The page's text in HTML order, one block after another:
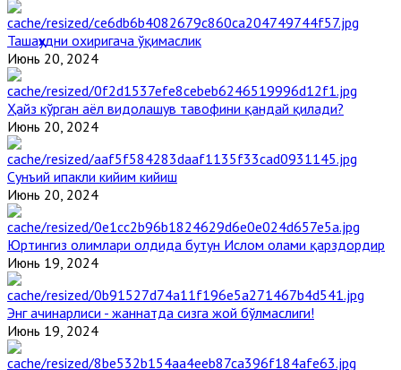
Ташаҳҳудни охиригача ўқимаслик
Июнь 20, 2024
Ҳайз кўрган аёл видолашув тавофини қандай қилади?
Июнь 20, 2024
Сунъий ипакли кийим кийиш
Июнь 20, 2024
Юртингиз олимлари олдида бутун Ислом олами қарздордир
Июнь 19, 2024
Энг ачинарлиси - жаннатда сизга жой бўлмаслиги!
Июнь 19, 2024